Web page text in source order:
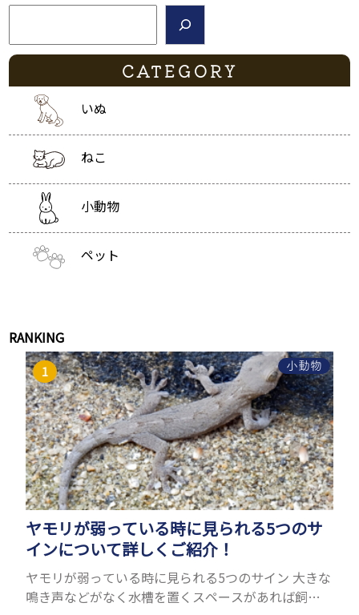
検索
CATEGORY
いぬ
ねこ
小動物
ペット
RANKING
小動物
ヤモリが弱っている時に見られる5つのサ
インについて詳しくご紹介！
ヤモリが弱っている時に見られる5つのサイン 大きな
鳴き声などがなく水槽を置くスペースがあれば飼う